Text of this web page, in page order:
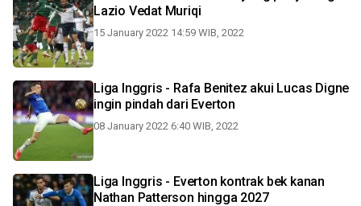
Lazio Vedat Muriqi
15 January 2022 14:59 WIB, 2022
Liga Inggris - Rafa Benitez akui Lucas Digne
ingin pindah dari Everton
08 January 2022 6:40 WIB, 2022
Liga Inggris - Everton kontrak bek kanan
Nathan Patterson hingga 2027